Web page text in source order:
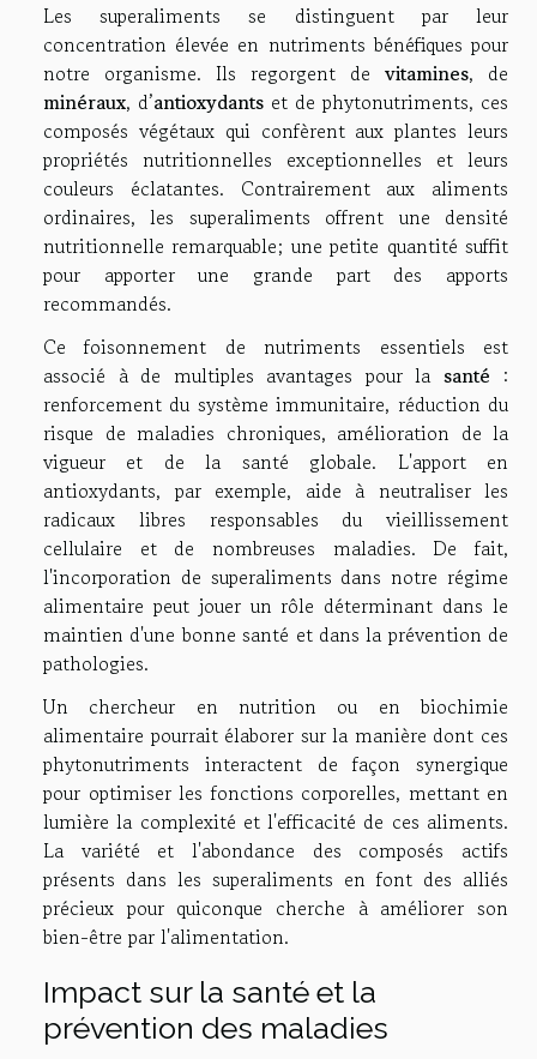
Les superaliments se distinguent par leur
concentration élevée en nutriments bénéfiques pour
notre organisme. Ils regorgent de vitamines, de
minéraux, d’antioxydants et de phytonutriments, ces
composés végétaux qui confèrent aux plantes leurs
propriétés nutritionnelles exceptionnelles et leurs
couleurs éclatantes. Contrairement aux aliments
ordinaires, les superaliments offrent une densité
nutritionnelle remarquable; une petite quantité suffit
pour apporter une grande part des apports
recommandés.
Ce foisonnement de nutriments essentiels est
associé à de multiples avantages pour la santé :
renforcement du système immunitaire, réduction du
risque de maladies chroniques, amélioration de la
vigueur et de la santé globale. L'apport en
antioxydants, par exemple, aide à neutraliser les
radicaux libres responsables du vieillissement
cellulaire et de nombreuses maladies. De fait,
l'incorporation de superaliments dans notre régime
alimentaire peut jouer un rôle déterminant dans le
maintien d'une bonne santé et dans la prévention de
pathologies.
Un chercheur en nutrition ou en biochimie
alimentaire pourrait élaborer sur la manière dont ces
phytonutriments interactent de façon synergique
pour optimiser les fonctions corporelles, mettant en
lumière la complexité et l'efficacité de ces aliments.
La variété et l'abondance des composés actifs
présents dans les superaliments en font des alliés
précieux pour quiconque cherche à améliorer son
bien-être par l'alimentation.
Impact sur la santé et la
prévention des maladies